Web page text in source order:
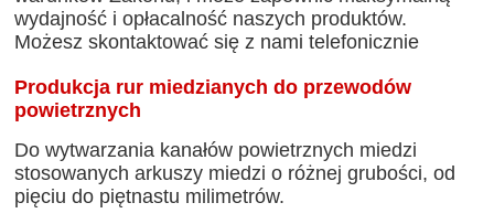
wydajność i opłacalność naszych produktów.
Możesz skontaktować się z nami telefonicznie
Produkcja rur miedzianych do przewodów
powietrznych
Do wytwarzania kanałów powietrznych miedzi
stosowanych arkuszy miedzi o różnej grubości, od
pięciu do piętnastu milimetrów.